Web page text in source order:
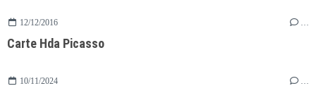
12/12/2016 …
Carte Hda Picasso
10/11/2024